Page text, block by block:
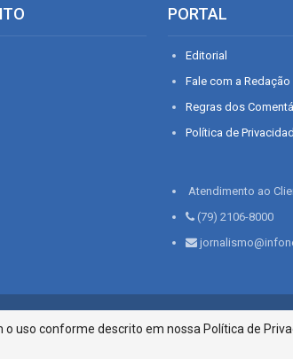
PORTAL
Editorial
Fale com a Redação
Regras dos
Política de
Atendimento ao
(79) 2106-8000
Silveira 276, Bairro São José | Aracaju-SE, CEP 49015-
uso conforme descrito em nossa Política de